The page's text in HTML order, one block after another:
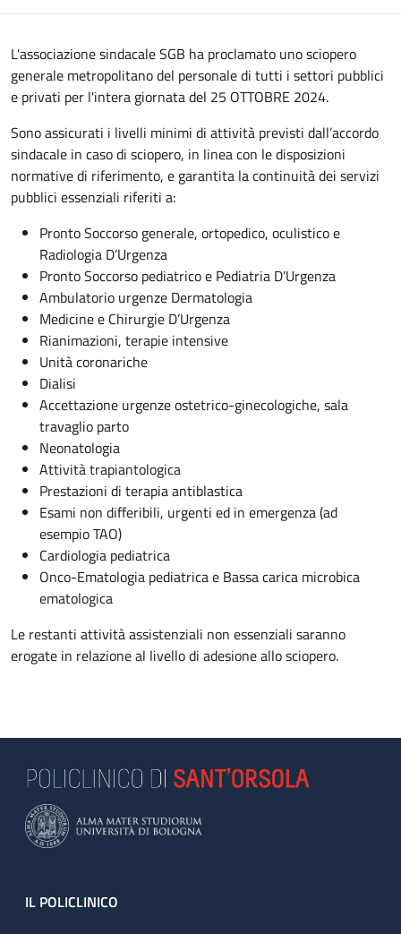
L'associazione sindacale SGB ha proclamato uno sciopero
generale metropolitano del personale di tutti i settori pubblici
e privati per l'intera giornata del 25 OTTOBRE 2024.
Sono assicurati i livelli minimi di attività previsti dall’accordo
sindacale in caso di sciopero, in linea con le disposizioni
normative di riferimento, e garantita la continuità dei servizi
pubblici essenziali riferiti a:
Pronto Soccorso generale, ortopedico, oculistico e
Radiologia D’Urgenza
Pronto Soccorso pediatrico e Pediatria D’Urgenza
Ambulatorio urgenze Dermatologia
Medicine e Chirurgie D’Urgenza
Rianimazioni, terapie intensive
Unità coronariche
Dialisi
Accettazione urgenze ostetrico-ginecologiche, sala
travaglio parto
Neonatologia
Attività trapiantologica
Prestazioni di terapia antiblastica
Esami non differibili, urgenti ed in emergenza (ad
esempio TAO)
Cardiologia pediatrica
Onco-Ematologia pediatrica e Bassa carica microbica
ematologica
Le restanti attività assistenziali non essenziali saranno
erogate in relazione al livello di adesione allo sciopero.
Footer
IL POLICLINICO